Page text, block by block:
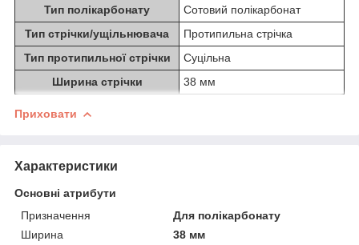
Тип полікарбонату
Сотовий полікарбонат
Тип стрічки/ущільнювача
Протипильна стрічка
Тип протипильної стрічки
Суцільна
Ширина стрічки
38 мм
Приховати
Характеристики
Основні атрибути
Призначення
Для полікарбонату
Ширина
38 мм